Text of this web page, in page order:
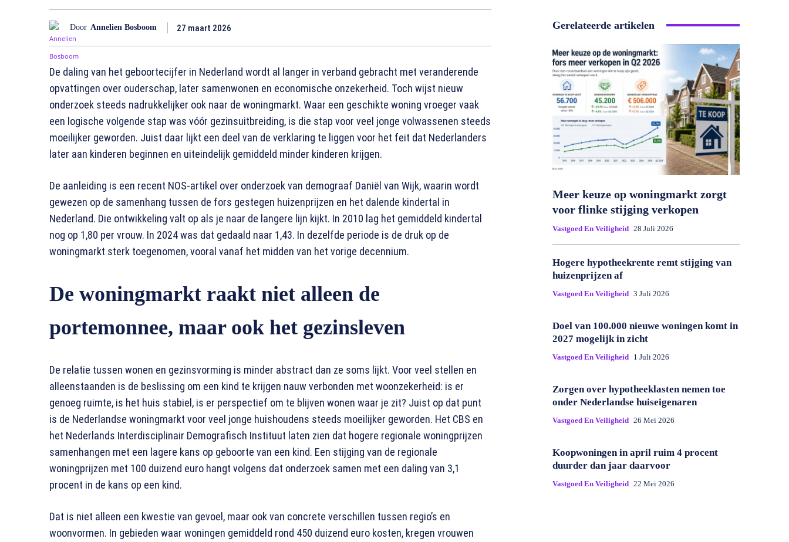
Door Annelien Bosboom 27 maart 2026
De daling van het geboortecijfer in Nederland wordt al langer in verband gebracht met veranderende
opvattingen over ouderschap, later samenwonen en economische onzekerheid. Toch wijst nieuw
onderzoek steeds nadrukkelijker ook naar de woningmarkt. Waar een geschikte woning vroeger vaak
een logische volgende stap was vóór gezinsuitbreiding, is die stap voor veel jonge volwassenen steeds
moeilijker geworden. Juist daar lijkt een deel van de verklaring te liggen voor het feit dat Nederlanders
later aan kinderen beginnen en uiteindelijk gemiddeld minder kinderen krijgen.
De aanleiding is een recent NOS-artikel over onderzoek van demograaf Daniël van Wijk, waarin wordt
gewezen op de samenhang tussen de fors gestegen huizenprijzen en het dalende kindertal in
Nederland. Die ontwikkeling valt op als je naar de langere lijn kijkt. In 2010 lag het gemiddeld kindertal
nog op 1,80 per vrouw. In 2024 was dat gedaald naar 1,43. In dezelfde periode is de druk op de
woningmarkt sterk toegenomen, vooral vanaf het midden van het vorige decennium.
De woningmarkt raakt niet alleen de
portemonnee, maar ook het gezinsleven
De relatie tussen wonen en gezinsvorming is minder abstract dan ze soms lijkt. Voor veel stellen en
alleenstaanden is de beslissing om een kind te krijgen nauw verbonden met woonzekerheid: is er
genoeg ruimte, is het huis stabiel, is er perspectief om te blijven wonen waar je zit? Juist op dat punt
is de Nederlandse woningmarkt voor veel jonge huishoudens steeds moeilijker geworden. Het CBS en
het Nederlands Interdisciplinair Demografisch Instituut laten zien dat hogere regionale woningprijzen
samenhangen met een lagere kans op geboorte van een kind. Een stijging van de regionale
woningprijzen met 100 duizend euro hangt volgens dat onderzoek samen met een daling van 3,1
procent in de kans op een kind.
Dat is niet alleen een kwestie van gevoel, maar ook van concrete verschillen tussen regio’s en
woonvormen. In gebieden waar woningen gemiddeld rond 450 duizend euro kosten, kregen vrouwen
Gerelateerde artikelen
Meer keuze op woningmarkt zorgt
voor flinke stijging verkopen
Vastgoed En Veiligheid 28 Juli 2026
Hogere hypotheekrente remt stijging van
huizenprijzen af
Vastgoed En Veiligheid 3 Juli 2026
Doel van 100.000 nieuwe woningen komt in
2027 mogelijk in zicht
Vastgoed En Veiligheid 1 Juli 2026
Zorgen over hypotheeklasten nemen toe
onder Nederlandse huiseigenaren
Vastgoed En Veiligheid 26 Mei 2026
Koopwoningen in april ruim 4 procent
duurder dan jaar daarvoor
Vastgoed En Veiligheid 22 Mei 2026